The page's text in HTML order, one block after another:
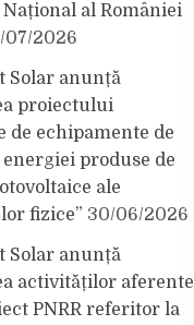
al României
07/2026
Solar anunță
proiectului
de echipamente de
energiei produse de
ale
fizice” 30/06/2026
Solar anunță
activităților aferente
PNRR referitor la